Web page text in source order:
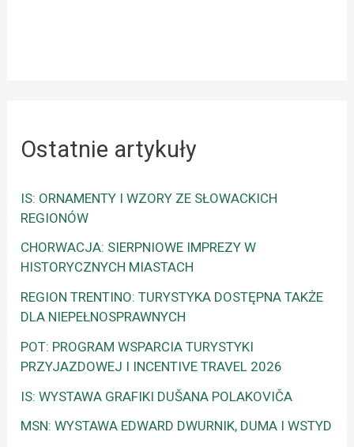
Ostatnie artykuły
IS: ORNAMENTY I WZORY ZE SŁOWACKICH
REGIONÓW
CHORWACJA: SIERPNIOWE IMPREZY W
HISTORYCZNYCH MIASTACH
REGION TRENTINO: TURYSTYKA DOSTĘPNA TAKŻE
DLA NIEPEŁNOSPRAWNYCH
POT: PROGRAM WSPARCIA TURYSTYKI
PRZYJAZDOWEJ I INCENTIVE TRAVEL 2026
IS: WYSTAWA GRAFIKI DUŠANA POLAKOVIČA
MSN: WYSTAWA EDWARD DWURNIK, DUMA I WSTYD